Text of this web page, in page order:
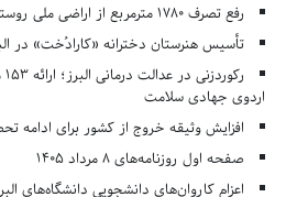
رفع تصرف ۱۷۸۰ مترمربع از اراضی ملی روستای سرودار کرج
تأسیس هنرستان دخترانه «کارادُخت» در
اردوی جهادی سلامت
افزایش وثیقه خروج از کشور برای ادامه تحصیل به ۲۰۰
صفحه اول روزنامه‌های 8 مرداد 1405
اعزام کاروان‌های دانشجویی دانشگاه‌های